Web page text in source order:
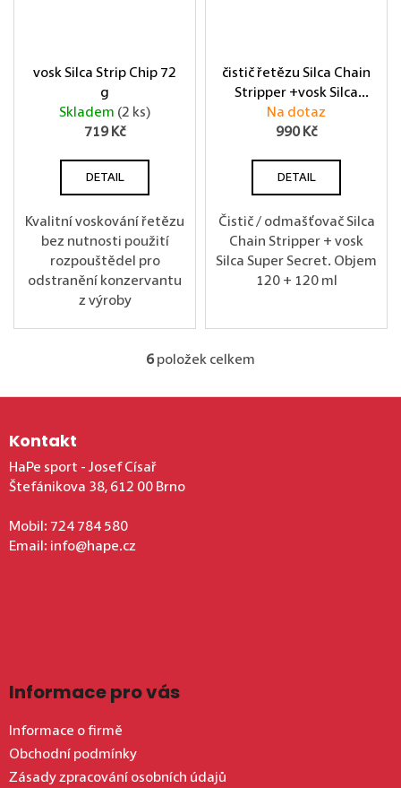
vosk Silca Strip Chip 72
g
Skladem (2 ks)
719 Kč
DETAIL
Kvalitní voskování řetězu
bez nutnosti použití
rozpouštědel pro
odstranění konzervantu
z výroby
čistič řetězu Silca Chain
Stripper +vosk Silca
Super Secret
Na dotaz
990 Kč
DETAIL
Čistič / odmašťovač Silca
Chain Stripper + vosk
Silca Super Secret. Objem
120 + 120 ml
Ovládací prvky
6položek celkem
Zápatí
Kontakt
HaPe sport - Josef Císař
Štefánikova 38, 612 00 Brno
Mobil: 724 784 580
Email: info@hape.cz
Informace pro vás
Informace o firmě
Obchodní podmínky
Zásady zpracování osobních údajů